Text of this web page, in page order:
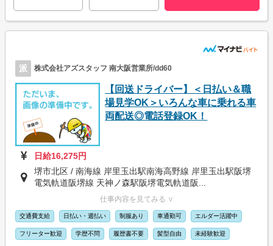
派 株式会社アズスタッフ 南大阪営業所/dd60
【回送ドライバー】＜日払い＆職
場見学OK＞いろんな車に乗れる車
両配送◎電話登録OK！
日給16,275円
堺市北区 / 南海線 岸里玉出駅南海高野線 岸里玉出駅阪堺
電気軌道阪堺線 天神ノ森駅阪堺電気軌道阪...
仕事内容を見てみる ∨
交通費支給 日払い・週払い 制服あり 車通勤可 エルダー活躍中
フリーター歓迎 学歴不問 履歴書不要 髪型自由 未経験歓迎